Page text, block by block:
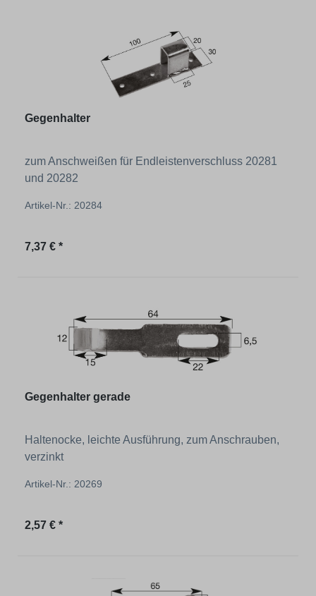
Gegenhalter
zum Anschweißen für Endleistenverschluss 20281
und 20282
Artikel-Nr.: 20284
Regulärer Preis:
7,37 € *
Gegenhalter gerade
Haltenocke, leichte Ausführung, zum Anschrauben,
verzinkt
Artikel-Nr.: 20269
Regulärer Preis:
2,57 € *